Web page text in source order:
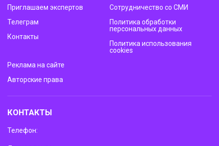
Приглашаем экспертов
Телеграм
Контакты
Сотрудничество со СМИ
Политика обработки
персональных данных
Политика использования
cookies
Реклама на сайте
Авторские права
КОНТАКТЫ
Телефон: